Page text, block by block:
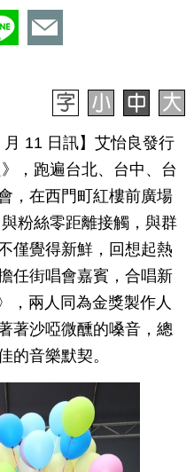
月 11 日訊】艾怡良發行
，跑遍台北、台中、台
，在西門町紅樓前廣場
粉絲零距離接觸，與群
僅覺得新鮮，回想起熱
任街唱會嘉賓，合唱新
，兩人同為金獎製作人
著沙啞微醺的嗓音，總
的音樂默契。